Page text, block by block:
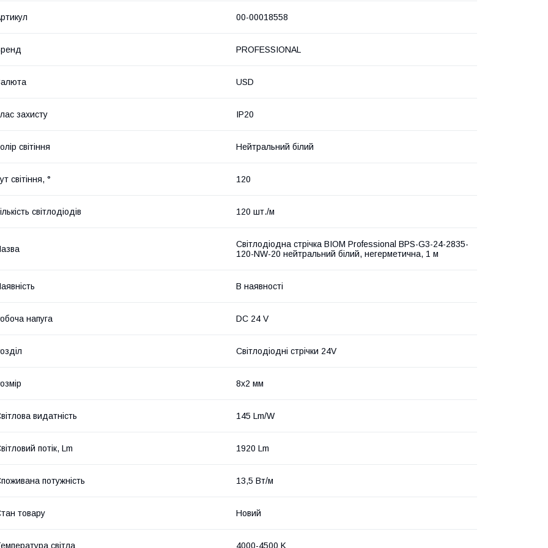
00-00018558
PROFESSIONAL
USD
захисту IP20
світіння Нейтральний білий
світіння, ° 120
світлодіодів 120 шт./м
Світлодіодна стрічка BIOM Professional BPS-G3-24-2835-
120-NW-20 нейтральний білий, негерметична, 1 м
В наявності
напуга DC 24 V
Світлодіодні стрічки 24V
8х2 мм
видатність 145 Lm/W
потік, Lm 1920 Lm
потужність 13,5 Вт/м
товару Новий
світла 4000-4500 K